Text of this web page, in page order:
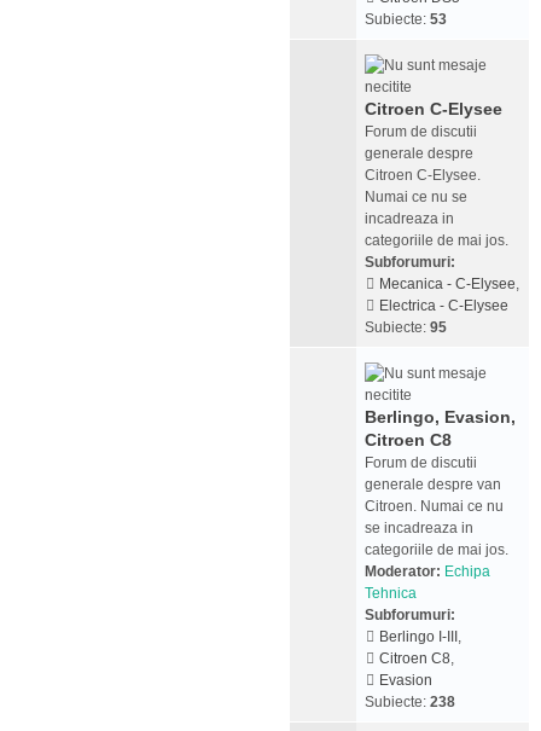
Subiecte: 53
Citroen C-Elysee
Forum de discutii
generale despre
Citroen C-Elysee.
Numai ce nu se
incadreaza in
categoriile de mai jos.
Subforumuri:
Mecanica - C-Elysee,
Electrica - C-Elysee
Subiecte: 95
Berlingo, Evasion,
Citroen C8
Forum de discutii
generale despre van
Citroen. Numai ce nu
se incadreaza in
categoriile de mai jos.
Moderator: Echipa
Tehnica
Subforumuri:
Berlingo I-III ,
Citroen C8,
Evasion
Subiecte: 238